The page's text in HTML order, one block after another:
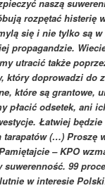
naszą
rozpętać histerię
się i nie tylko są w
propagandzie.
utracić także
który doprowadzi do
które są grantowe,
płacić odsetek, ani
Łatwiej
tarapatów (…) Proszę
– KPO
suwerenność. 99
w interesie